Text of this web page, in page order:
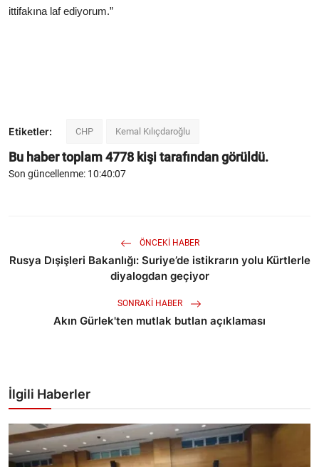
ittifakına laf ediyorum.”
Etiketler: CHP Kemal Kılıçdaroğlu
Bu haber toplam4778 kişi tarafından görüldü.
Son güncellenme: 10:40:07
ÖNCEKI HABER
Rusya Dışişleri Bakanlığı: Suriye’de istikrarın yolu Kürtlerle
diyalogdan geçiyor
SONRAKI HABER
Akın Gürlek'ten mutlak butlan açıklaması
İlgili Haberler